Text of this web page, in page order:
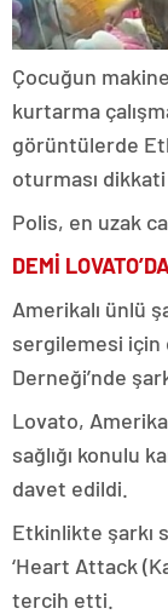
Çocuğun
kurtarma
görüntülerde
oturması
Polis, en uzak
DEMİ
Amerikalı ünlü
sergilemesi için
Derneği’nde
Lovato,
sağlığı konulu
davet edildi.
Etkinlikte şarkı
‘Heart Attack
tercih etti.